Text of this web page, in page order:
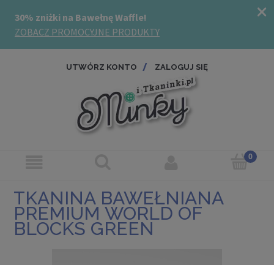
UTWÓRZ KONTO ZALOGUJ SIĘ
TKANINA BAWEŁNIANA
PREMIUM WORLD OF
BLOCKS GREEN